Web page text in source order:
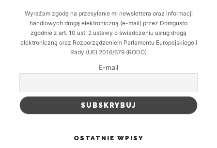
Wyrażam zgodę na przesyłanie mi newslettera oraz informacji
handlowych drogą elektroniczną (e-mail) przez Domgusto
zgodnie z art. 10 ust. 2 ustawy o świadczeniu usług drogą
elektroniczną oraz Rozporządzeniem Parlamentu Europejskiego i
Rady (UE) 2016/679 (RODO)
E-mail
OSTATNIE WPISY